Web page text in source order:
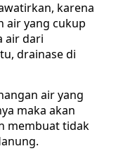
karena
air yang cukup
air dari
drainase di
air yang
maka akan
membuat tidak